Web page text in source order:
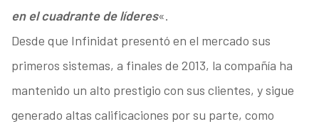
en el cuadrante de líderes«.
Desde que Infinidat presentó en el mercado sus
primeros sistemas, a finales de 2013, la compañía ha
mantenido un alto prestigio con sus clientes, y sigue
generado altas calificaciones por su parte, como